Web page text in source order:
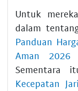
Untuk
dalam
Panduan
Aman 2026
Sementara
Kecepatan